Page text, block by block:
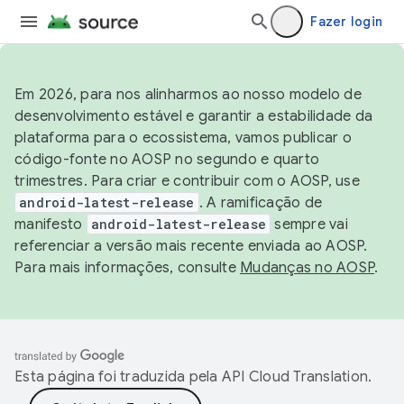
Fazer login
Em 2026, para nos alinharmos ao nosso modelo de
desenvolvimento estável e garantir a estabilidade da
plataforma para o ecossistema, vamos publicar o
código-fonte no AOSP no segundo e quarto
trimestres. Para criar e contribuir com o AOSP, use
android-latest-release . A ramificação de
manifesto
android-latest-release sempre vai
referenciar a versão mais recente enviada ao AOSP.
Para mais informações, consulte Mudanças no AOSP.
Esta página foi traduzida pela API Cloud Translation.